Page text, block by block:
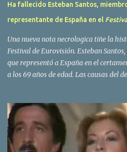
Ha fallecido Esteban Santos,
representante de España en el
Una nueva nota necrologica tiñe la
Festival de Eurovisión. Esteban
que representó a España en el
a los 69 años de edad. Las causas del
traves de las redes sociales. Nacido en
epoca universitaria en la carrera de
estudiante de medicina Luis Villar,
juntos,Santos a la guitarra y Villar al